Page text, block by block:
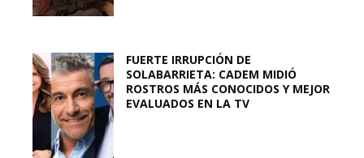
FUERTE IRRUPCIÓN DE
SOLABARRIETA: CADEM MIDIÓ
ROSTROS MÁS CONOCIDOS Y MEJOR
EVALUADOS EN LA TV